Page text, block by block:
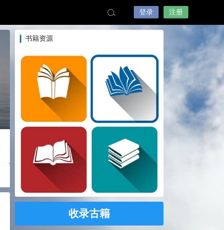
登录 注册
书籍资源
收录古籍